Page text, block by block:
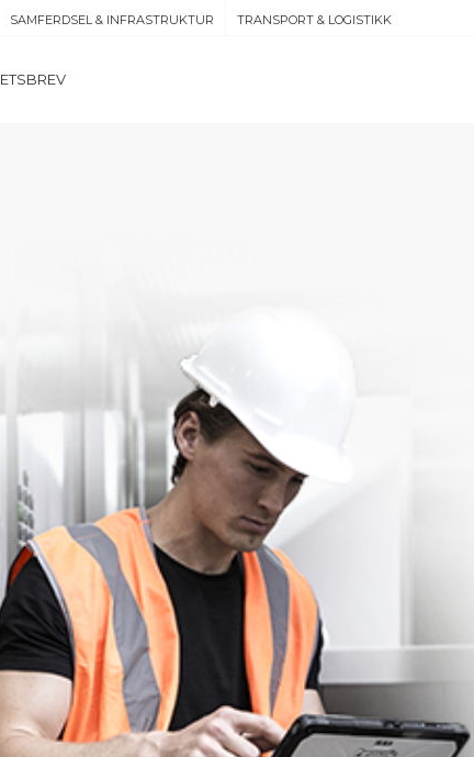
SAMFERDSEL & INFRASTRUKTUR TRANSPORT & LOGISTIKK